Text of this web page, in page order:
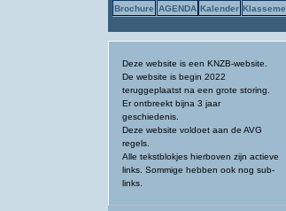
Brochure AGENDA Kalender
Deze website is een KNZB-website.
De website is begin 2022
teruggeplaatst na een grote storing.
Er ontbreekt bijna 3 jaar
geschiedenis.
Deze website voldoet aan de AVG
regels.
Alle tekstblokjes hierboven zijn actieve
links. Sommige hebben ook nog sub-
links.